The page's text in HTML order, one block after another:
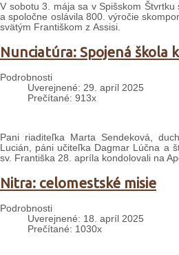
V sobotu 3. mája sa v Spišskom Štvrtku
a spoločne oslávila 800. výročie
svätým Františkom z Assisi.
Nunciatúra: Spojená škola
Podrobnosti
Uverejnené: 29. apríl 2025
Prečítané: 913x
Pani riaditeľka Marta Sendeková,
Lucián, páni učiteľka Dagmar Lúčna a
sv. Františka 28. apríla kondolovali na
Nitra: celomestské misie
Podrobnosti
Uverejnené: 18. apríl 2025
Prečítané: 1030x